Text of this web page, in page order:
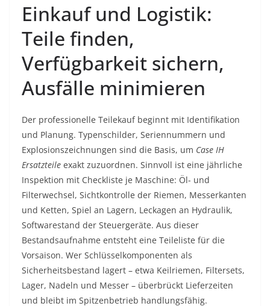
Einkauf und Logistik:
Teile finden,
Verfügbarkeit sichern,
Ausfälle minimieren
Der professionelle Teilekauf beginnt mit Identifikation
und Planung. Typenschilder, Seriennummern und
Explosionszeichnungen sind die Basis, um Case IH
Ersatzteile exakt zuzuordnen. Sinnvoll ist eine jährliche
Inspektion mit Checkliste je Maschine: Öl- und
Filterwechsel, Sichtkontrolle der Riemen, Messerkanten
und Ketten, Spiel an Lagern, Leckagen an Hydraulik,
Softwarestand der Steuergeräte. Aus dieser
Bestandsaufnahme entsteht eine Teileliste für die
Vorsaison. Wer Schlüsselkomponenten als
Sicherheitsbestand lagert – etwa Keilriemen, Filtersets,
Lager, Nadeln und Messer – überbrückt Lieferzeiten
und bleibt im Spitzenbetrieb handlungsfähig.